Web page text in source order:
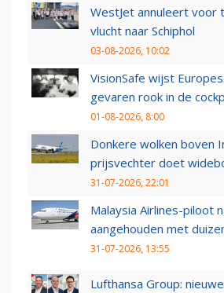
WestJet annuleert voor
vlucht naar Schiphol
03-08-2026, 10:02
VisionSafe wijst
gevaren rook in de
01-08-2026, 8:00
Donkere wolken boven
prijsvechter doet
31-07-2026, 22:01
Malaysia Airlines-piloot
aangehouden met
31-07-2026, 13:55
Lufthansa Group: